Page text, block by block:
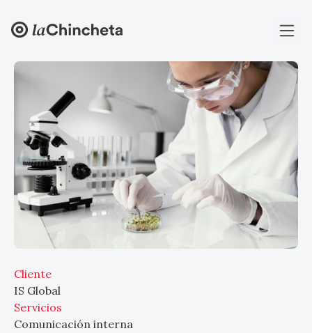
Cliente
IS Global
Servicios
Comunicación interna